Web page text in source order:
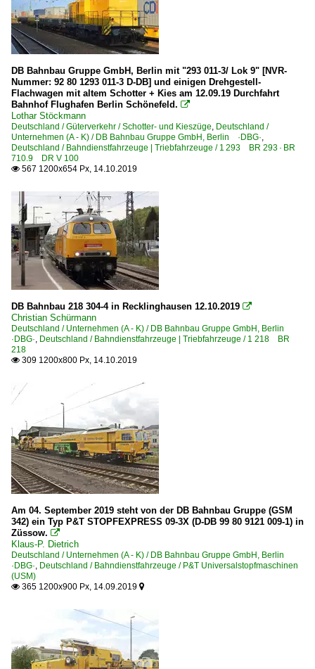
Berlin Schönefeld Flughafen
Biederitz
Bitterfeld
Braunschweig Hbf ·HBS·
Bruchsal
Coburg
Dornburg (Saale)
Dresden Hbf ·DH·
Duisburg (sonstige)
Düsseldorf (sonstige)
Bahnhöfe (F - K)
Frankfurt am Main (sonstige)
Gera Hbf ·UG·
Gera (sonstige)
Gößnitz/Thür.
Göttingen
Großkorbetha
Hamburg-Harburg
Hanau Hbf ·FH·
Hannover Hbf ·HH·
Hochstadt/Marktzeuln
Köln (sonstige)
Kronach
Bahnhöfe (L - Q)
Lehndorf
Lichtenfels
Lintorf
Lübben (Spreewald)
Magdeburg (sonstige)
DB Bahnbau Gruppe GmbH, Berlin mit "293 011-3/ Lok 9" [NVR-
Nummer: 92 80 1293 011-3 D-DB] und einigen Drehgestell-
Flachwagen mit altem Schotter + Kies am 12.09.19 Durchfahrt
Bahnhof Flughafen Berlin Schönefeld. 
Lothar Stöckmann
Deutschland / Güterverkehr / Schotter- und Kieszüge, Deutschland /
Unternehmen (A - K) / DB Bahnbau Gruppe GmbH, Berlin ·DBG·,
Deutschland / Bahndienstfahrzeuge | Triebfahrzeuge / 1 293 BR 293 · BR
710.9 DR V 100
 567 1200x654 Px, 14.10.2019
DB Bahnbau 218 304-4 in Recklinghausen 12.10.2019 
Christian Schürmann
Deutschland / Unternehmen (A - K) / DB Bahnbau Gruppe GmbH, Berlin
·DBG·, Deutschland / Bahndienstfahrzeuge | Triebfahrzeuge / 1 218 BR
218
 309 1200x800 Px, 14.10.2019
Am 04. September 2019 steht von der DB Bahnbau Gruppe (GSM
342) ein Typ P&T STOPFEXPRESS 09-3X (D-DB 99 80 9121 009-1) in
Züssow. 
Klaus-P. Dietrich
Deutschland / Unternehmen (A - K) / DB Bahnbau Gruppe GmbH, Berlin
·DBG·, Deutschland / Bahndienstfahrzeuge / P&T Universalstopfmaschinen
(USM)
 365 1200x900 Px, 14.09.2019 